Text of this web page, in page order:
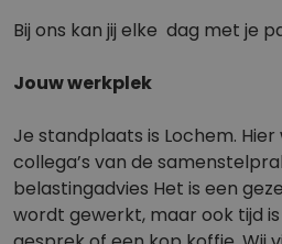
Bij ons kan jij elke dag met je
Jouw werkplek
Je standplaats is Lochem.
collega’s van de
belastingadvies Het is een
wordt gewerkt, maar ook tijd